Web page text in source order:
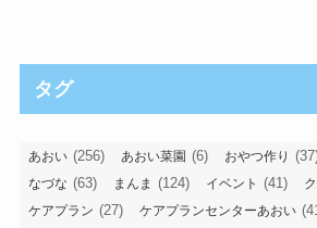
タグ
あおい (256) あおい菜園 (6) おやつ作り
なづな (63) まんま (124) イベント (41)
ケアプラン (27) ケアプランセンターあおい